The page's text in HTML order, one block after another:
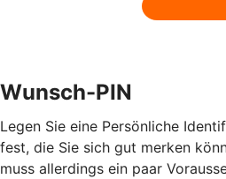
Wunsch-PIN
Legen Sie eine Persönliche
fest, die Sie sich gut merken
muss allerdings ein paar